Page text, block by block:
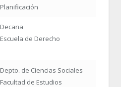
Planificación
Decana
Escuela de Derecho
Depto. de Ciencias Sociales
Facultad de Estudios